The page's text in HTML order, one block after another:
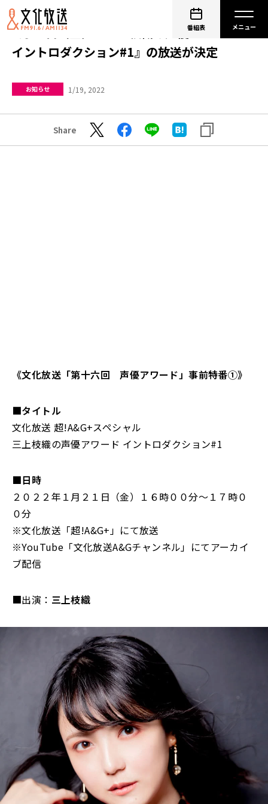
番組表
1月21日（金）『三上枝織の声優アワード
イントロダクション#1』の放送が決定
お知らせ 1/19, 2022
Share
《文化放送「第十六回 声優アワード」事前特番①》
■タイトル
文化放送 超!A&G+スペシャル
三上枝織の声優アワード イントロダクション#1
■日時
２０２２年１月２１日（金）１６時００分～１７時０
０分
※文化放送「超!A&G+」にて放送
※YouTube「文化放送A&Gチャンネル」にてアーカイ
ブ配信
■出演： 三上枝織